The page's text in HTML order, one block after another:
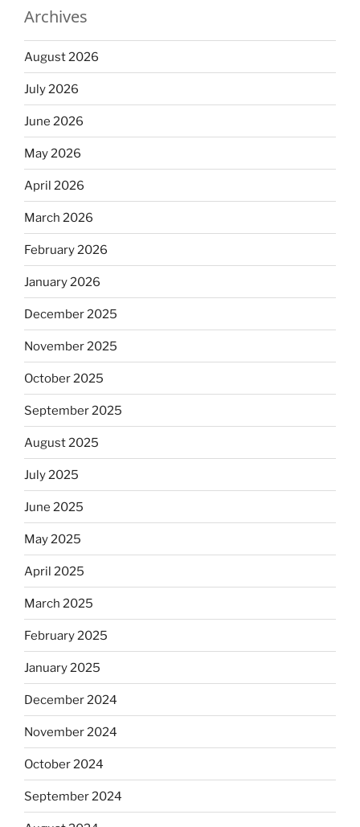
Archives
August 2026
July 2026
June 2026
May 2026
April 2026
March 2026
February 2026
January 2026
December 2025
November 2025
October 2025
September 2025
August 2025
July 2025
June 2025
May 2025
April 2025
March 2025
February 2025
January 2025
December 2024
November 2024
October 2024
September 2024